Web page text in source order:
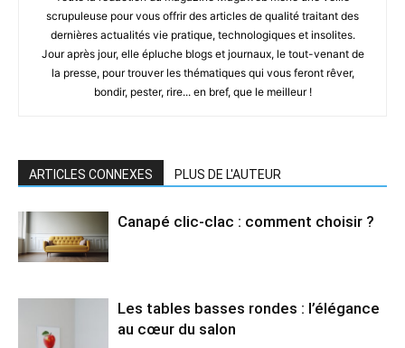
scrupuleuse pour vous offrir des articles de qualité traitant des
dernières actualités vie pratique, technologiques et insolites.
Jour après jour, elle épluche blogs et journaux, le tout-venant de
la presse, pour trouver les thématiques qui vous feront rêver,
bondir, pester, rire... en bref, que le meilleur !
ARTICLES CONNEXES PLUS DE L'AUTEUR
Canapé clic-clac : comment choisir ?
Les tables basses rondes : l’élégance
au cœur du salon